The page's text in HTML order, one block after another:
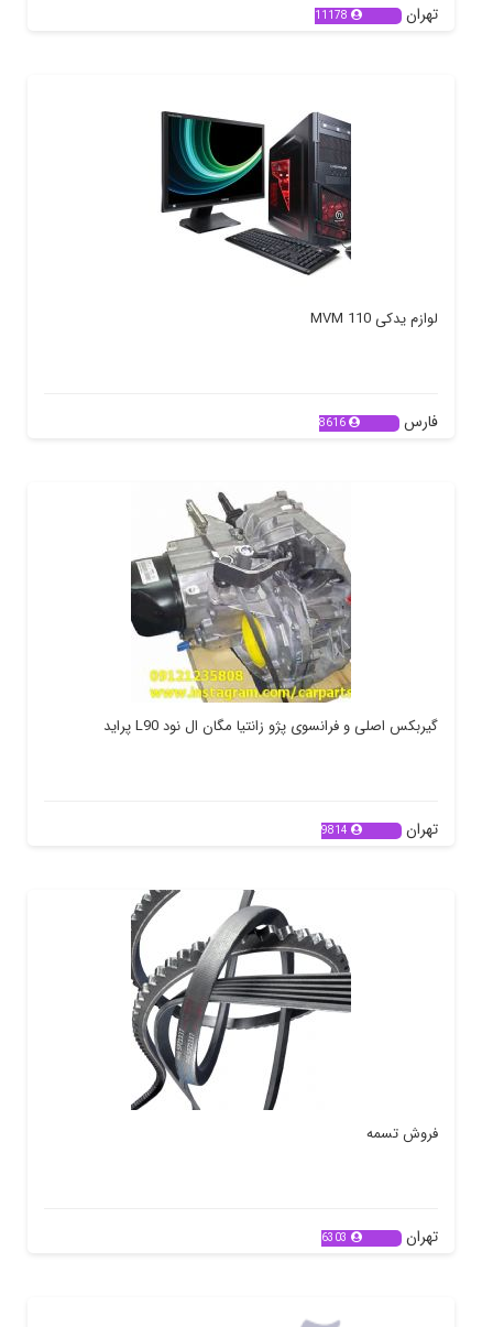
تهران 11178
لوازم یدکی MVM 110
فارس 8616
گیربکس اصلی و فرانسوی پژو زانتیا مگان ال نود L90 پراید
تهران 9814
فروش تسمه
تهران 6303